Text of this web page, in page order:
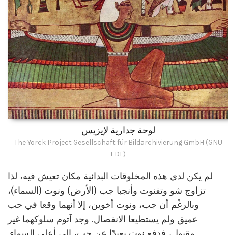
لوحة جدارية لإيزيس
The Yorck Project Gesellschaft für Bildarchivierung GmbH (GNU
FDL)
لم يكن لدي هذه المخلوقات البدائية مكان تعيش فيه، لذا
تزاوج شو وتفنوت وأنجبا جب (الأرض) ونوت (السماء)،
وبالرغْم أن جب، ونوت أخوين، إلا أنهما وقعا في حب
عميق ولم يستطيعا الانفصال. وجد آتوم سلوكهما غير